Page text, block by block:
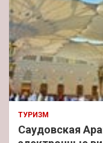
ТУРИЗМ
Саудовская